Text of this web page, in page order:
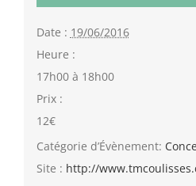
Date : 19/06/2016
Heure :
17h00 à 18h00
Prix :
12€
Catégorie d’Évènement:
Site : http://